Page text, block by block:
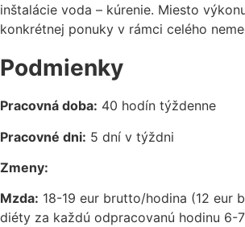
inštalácie voda – kúrenie. Miesto
konkrétnej ponuky v rámci celého
Podmienky
Pracovná doba: 40 hodín týždenne
Pracovné dni: 5 dní v týždni
Zmeny:
Mzda: 18-19 eur brutto/hodina (12 eur
diéty za každú odpracovanú hodinu 6-